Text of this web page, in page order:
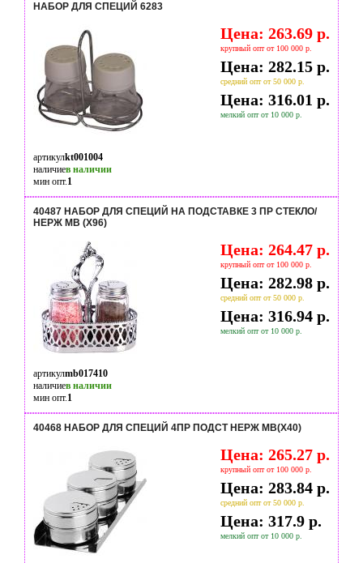
НАБОР ДЛЯ СПЕЦИЙ 6283
Цена: 263.69 р.
крупный опт от 100 000 р.
Цена: 282.15 р.
средний опт от 50 000 р.
Цена: 316.01 р.
мелкий опт от 10 000 р.
артикулkt001004
наличиев наличии
мин опт.1
40487 НАБОР ДЛЯ СПЕЦИЙ НА ПОДСТАВКЕ 3 ПР СТЕКЛО/
НЕРЖ MB (Х96)
Цена: 264.47 р.
крупный опт от 100 000 р.
Цена: 282.98 р.
средний опт от 50 000 р.
Цена: 316.94 р.
мелкий опт от 10 000 р.
артикулmb017410
наличиев наличии
мин опт.1
40468 НАБОР ДЛЯ СПЕЦИЙ 4ПР ПОДСТ НЕРЖ MB(Х40)
Цена: 265.27 р.
крупный опт от 100 000 р.
Цена: 283.84 р.
средний опт от 50 000 р.
Цена: 317.9 р.
мелкий опт от 10 000 р.